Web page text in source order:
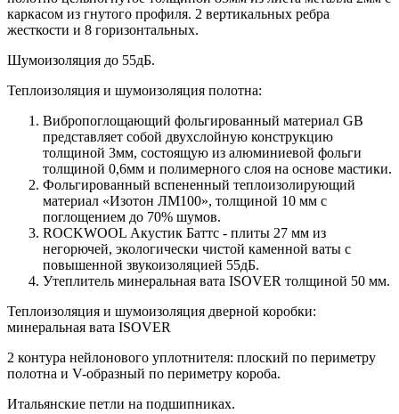
каркасом из гнутого профиля. 2 вертикальных ребра
жесткости и 8 горизонтальных.
Шумоизоляция до 55дБ.
Теплоизоляция и шумоизоляция полотна:
Вибропоглощающий фольгированный материал GB
представляет собой двухслойную конструкцию
толщиной 3мм, состоящую из алюминиевой фольги
толщиной 0,6мм и полимерного слоя на основе мастики.
Фольгированный вспененный теплоизолирующий
материал «Изотон ЛМ100», толщиной 10 мм с
поглощением до 70% шумов.
ROCKWOOL Акустик Баттс - плиты 27 мм из
негорючей, экологически чистой каменной ваты с
повышенной звукоизоляцией 55дБ.
Утеплитель минеральная вата ISOVER толщиной 50 мм.
Теплоизоляция и шумоизоляция дверной коробки:
минеральная вата ISOVER
2 контура нейлонового уплотнителя: плоский по периметру
полотна и V-образный по периметру короба.
Итальянские петли на подшипниках.